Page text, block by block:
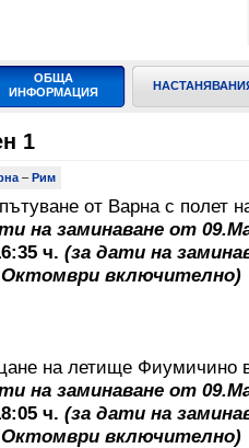
ОБЩА
ИНФОРМАЦИЯ
1
– Рим
от Варна с полет
на заминаване от
ч. (за дати на
включително)
на летище Фиумичино
на заминаване от
ч. (за дати на
включително)